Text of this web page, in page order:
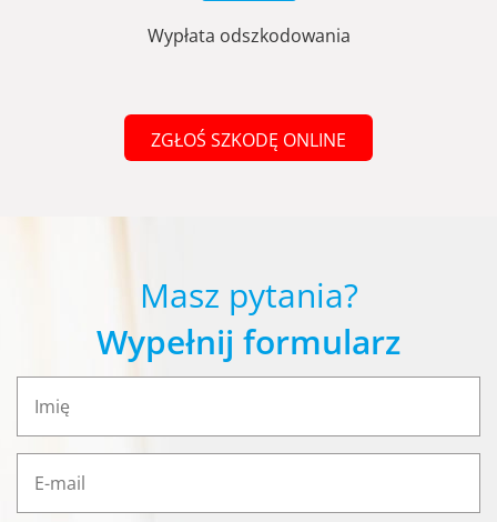
Wypłata odszkodowania
ZGŁOŚ SZKODĘ ONLINE
Masz pytania?
Wypełnij formularz